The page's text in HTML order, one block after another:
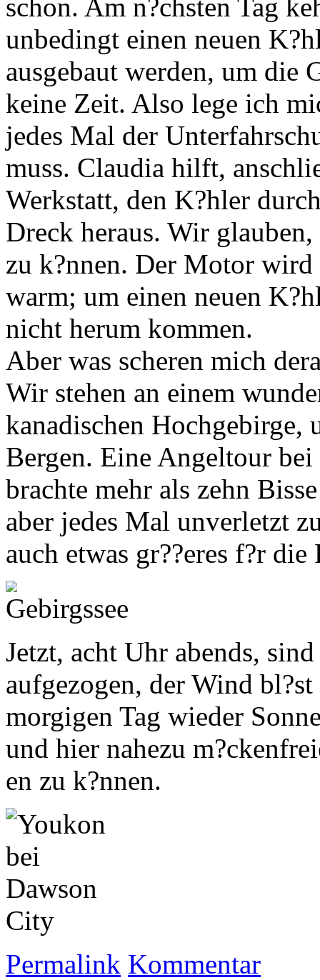
schon. Am n?chsten Tag
unbedingt einen neuen
ausgebaut werden, um die
keine Zeit. Also lege ich
jedes Mal der
muss. Claudia hilft,
Werkstatt, den K?hler
Dreck heraus. Wir
zu k?nnen. Der Motor
warm; um einen neuen
nicht herum kommen.
Aber was scheren mich
Wir stehen an einem
kanadischen Hochgebirge,
Bergen. Eine Angeltour
brachte mehr als zehn
aber jedes Mal unverletzt
auch etwas gr??eres f?r die
Jetzt, acht Uhr abends,
aufgezogen, der Wind
morgigen Tag wieder
und hier nahezu
en zu k?nnen.
Permalink Kommentar